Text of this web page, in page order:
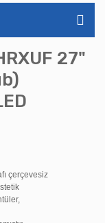
27"
çerçevesiz